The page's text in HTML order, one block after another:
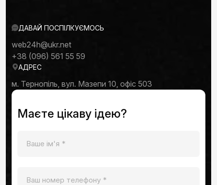
ДАВАЙ ПОСПІЛКУЄМОСЬ
web24h@ukr.net
+38 (096) 561 55 59
АДРЕС
м. Тернопіль, вул. Мазепи 10, офіс 503
Маєте цікаву ідею?